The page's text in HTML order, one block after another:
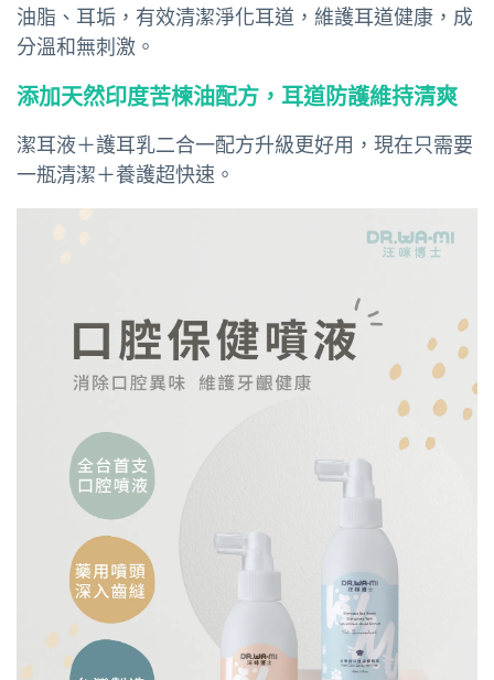
油脂、耳垢，有效清潔淨化耳道，維護耳道健康，成
分溫和無刺激。
添加天然印度苦楝油配方，耳道防護維持清爽
潔耳液＋護耳乳二合一配方升級更好用，現在只需要
一瓶清潔＋養護超快速。